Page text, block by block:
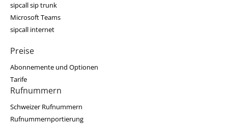
sipcall sip trunk
Microsoft Teams
sipcall internet
Preise
Abonnemente und Optionen
Tarife
Rufnummern
Schweizer Rufnummern
Rufnummernportierung